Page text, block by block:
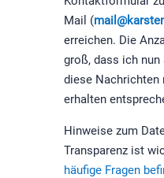
Mail (
erreichen. Die
groß, dass ich
diese Nachrichten
erhalten
Hinweise zum
Transparenz ist
häufige Fragen